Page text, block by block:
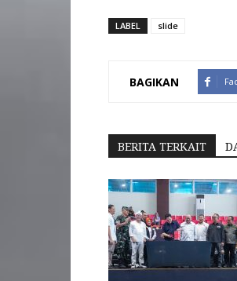
LABEL slide
BAGIKAN
BERITA TERKAIT